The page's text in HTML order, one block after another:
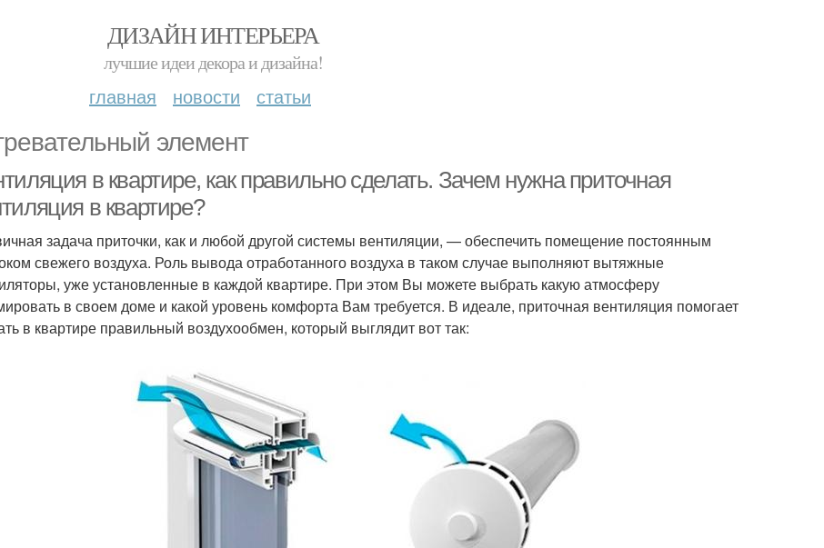
ДИЗАЙН ИНТЕРЬЕРА
лучшие идеи декора и дизайна!
главная новости статьи
элемент
в квартире, как правильно сделать. Зачем нужна приточная
в квартире?
задача приточки, как и любой другой системы вентиляции, — обеспечить помещение постоянным
свежего воздуха. Роль вывода отработанного воздуха в таком случае выполняют вытяжные
уже установленные в каждой квартире. При этом Вы можете выбрать какую атмосферу
в своем доме и какой уровень комфорта Вам требуется. В идеале, приточная вентиляция помогает
в квартире правильный воздухообмен, который выглядит вот так: